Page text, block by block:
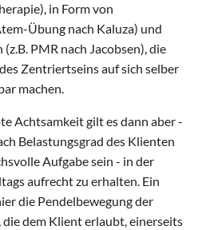
in Form von
Übung nach Kaluza) und
PMR nach Jacobsen), die
Zentriertseins auf sich selber
machen.
Achtsamkeit gilt es dann aber -
Belastungsgrad des Klienten
Aufgabe sein - in der
aufrecht zu erhalten. Ein
die Pendelbewegung der
dem Klient erlaubt, einerseits